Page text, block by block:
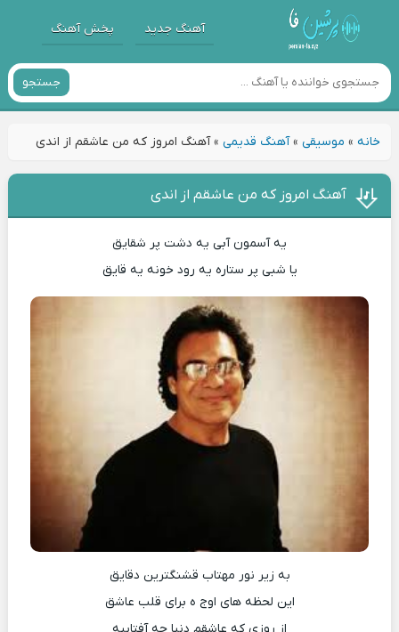
آهنگ جدید پخش آهنگ
جستجو
خانه» موسیقی»آهنگ قدیمی»آهنگ امروز که من عاشقم از اندی
آهنگ امروز که من عاشقم از اندی
یه آسمون آبی یه دشت پر شقایق
یا شبی پر ستاره یه رود خونه یه قایق
به زیر نور مهتاب قشنگترین دقایق
این لحظه های اوج ه برای قلب عاشق